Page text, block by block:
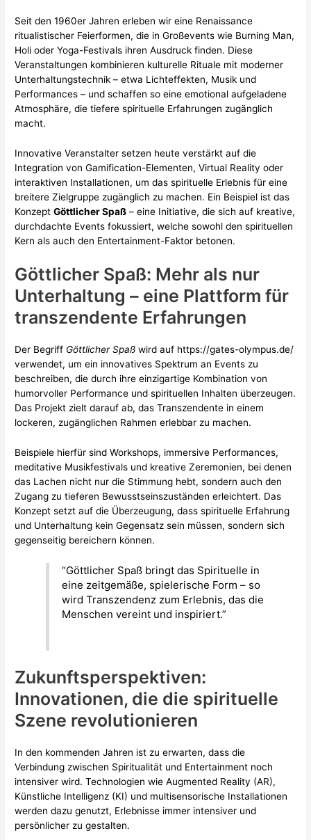
Seit den 1960er Jahren erleben wir eine Renaissance
ritualistischer Feierformen, die in Großevents wie Burning Man,
Holi oder Yoga-Festivals ihren Ausdruck finden. Diese
Veranstaltungen kombinieren kulturelle Rituale mit moderner
Unterhaltungstechnik – etwa Lichteffekten, Musik und
Performances – und schaffen so eine emotional aufgeladene
Atmosphäre, die tiefere spirituelle Erfahrungen zugänglich
macht.
Innovative Veranstalter setzen heute verstärkt auf die
Integration von Gamification-Elementen, Virtual Reality oder
interaktiven Installationen, um das spirituelle Erlebnis für eine
breitere Zielgruppe zugänglich zu machen. Ein Beispiel ist das
KonzeptGöttlicher Spaß – eine Initiative, die sich auf kreative,
durchdachte Events fokussiert, welche sowohl den spirituellen
Kern als auch den Entertainment-Faktor betonen.
Göttlicher Spaß: Mehr als nur
Unterhaltung – eine Plattform für
transzendente Erfahrungen
Der Begriff Göttlicher Spaß wird auf https://gates-olympus.de/
verwendet, um ein innovatives Spektrum an Events zu
beschreiben, die durch ihre einzigartige Kombination von
humorvoller Performance und spirituellen Inhalten überzeugen.
Das Projekt zielt darauf ab, das Transzendente in einem
lockeren, zugänglichen Rahmen erlebbar zu machen.
Beispiele hierfür sind Workshops, immersive Performances,
meditative Musikfestivals und kreative Zeremonien, bei denen
das Lachen nicht nur die Stimmung hebt, sondern auch den
Zugang zu tieferen Bewusstseinszuständen erleichtert. Das
Konzept setzt auf die Überzeugung, dass spirituelle Erfahrung
und Unterhaltung kein Gegensatz sein müssen, sondern sich
gegenseitig bereichern können.
“Göttlicher Spaß bringt das Spirituelle in
eine zeitgemäße, spielerische Form – so
wird Transzendenz zum Erlebnis, das die
Menschen vereint und inspiriert.”
Zukunftsperspektiven:
Innovationen, die die spirituelle
Szene revolutionieren
In den kommenden Jahren ist zu erwarten, dass die
Verbindung zwischen Spiritualität und Entertainment noch
intensiver wird. Technologien wie Augmented Reality (AR),
Künstliche Intelligenz (KI) und multisensorische Installationen
werden dazu genutzt, Erlebnisse immer intensiver und
persönlicher zu gestalten.